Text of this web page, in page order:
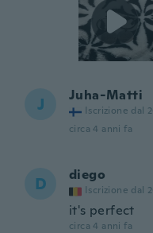
J Juha-Matti
Iscrizione dal
circa 4 anni fa
D diego
Iscrizione dal
it's perfect
circa 4 anni fa